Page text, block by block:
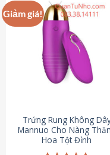
Giảm giá!
Trứng Rung Không
Mannuo Cho Nàng
Hoa Tột Đỉnh